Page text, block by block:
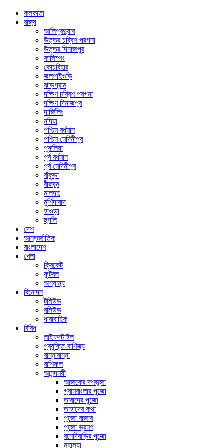
কলকাতা
রাজ্য
আলিপুরদুয়ার
উত্তর চব্বিশ পরগনা
উত্তর দিনাজপুর
কালিম্পং
কোচবিহার
জলপাইগুড়ি
ঝাড়গ্রাম
দক্ষিণ চব্বিশ পরগনা
দক্ষিণ দিনাজপুর
দার্জিলিং
নদিয়া
পশ্চিম বর্ধমান
পশ্চিম মেদিনীপুর
পুরুলিয়া
পূর্ব বর্ধমান
পূর্ব মেদিনীপুর
বাঁকুড়া
বীরভূম
মালদহ
মুর্শিদাবাদ
হাওড়া
হুগলি
দেশ
আন্তর্জাতিক
বাংলাদেশ
খেলা
ক্রিকেট
ফুটবল
অন্যান্য
বিনোদন
টলিউড
বলিউড
ধারাবাহিক
বিবিধ
লাইফস্টাইল
প্রযুক্তি-বাণিজ্য
রান্নাবান্না
রাশিফল
আনন্দময়ী
আজকের দশভূজা
গ্রামবাংলার পুজো
তারাদের পুজো
তাহাদের কথা
পুজো বাজার
পুজো ভ্রমণ
বনেদিবাড়ির পুজো
মহালয়া